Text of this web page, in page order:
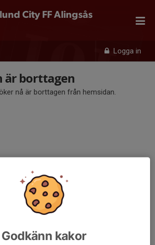
Logga in
City FF Alingsås
borttagen
nå är borttagen från hemsidan.
Godkänn kakor